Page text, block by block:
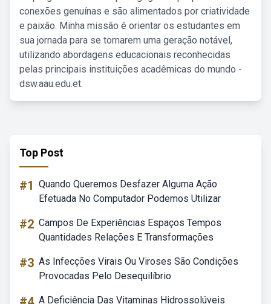
conexões genuínas e são alimentados por criatividade
e paixão. Minha missão é orientar os estudantes em
sua jornada para se tornarem uma geração notável,
utilizando abordagens educacionais reconhecidas
pelas principais instituições acadêmicas do mundo -
dsw.aau.edu.et.
Top Post
#1 Quando Queremos Desfazer Alguma Ação
Efetuada No Computador Podemos Utilizar
#2 Campos De Experiências Espaços Tempos
Quantidades Relações E Transformações
#3 As Infecções Virais Ou Viroses São Condições
Provocadas Pelo Desequilíbrio
A Deficiência Das Vitaminas Hidrossolúveis